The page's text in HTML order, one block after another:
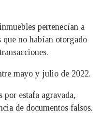
pertenecían a
que no habían otorgado
mayo y julio de 2022.
estafa agravada,
de documentos falsos.